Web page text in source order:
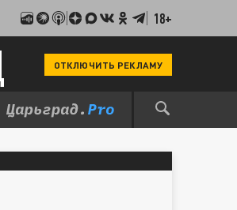
18+
ОТКЛЮЧИТЬ РЕКЛАМУ